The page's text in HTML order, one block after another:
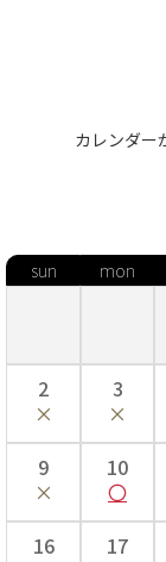
カレンダー
sun mon
2 3
9 10
16 17